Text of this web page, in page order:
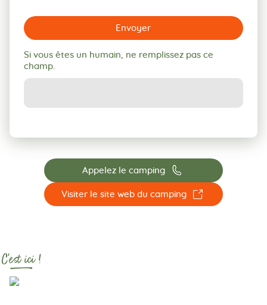
Envoyer
Si vous êtes un humain, ne remplissez pas ce
champ.
Appelez le camping 📞
Visiter le site web du camping ☐
C'est ici !